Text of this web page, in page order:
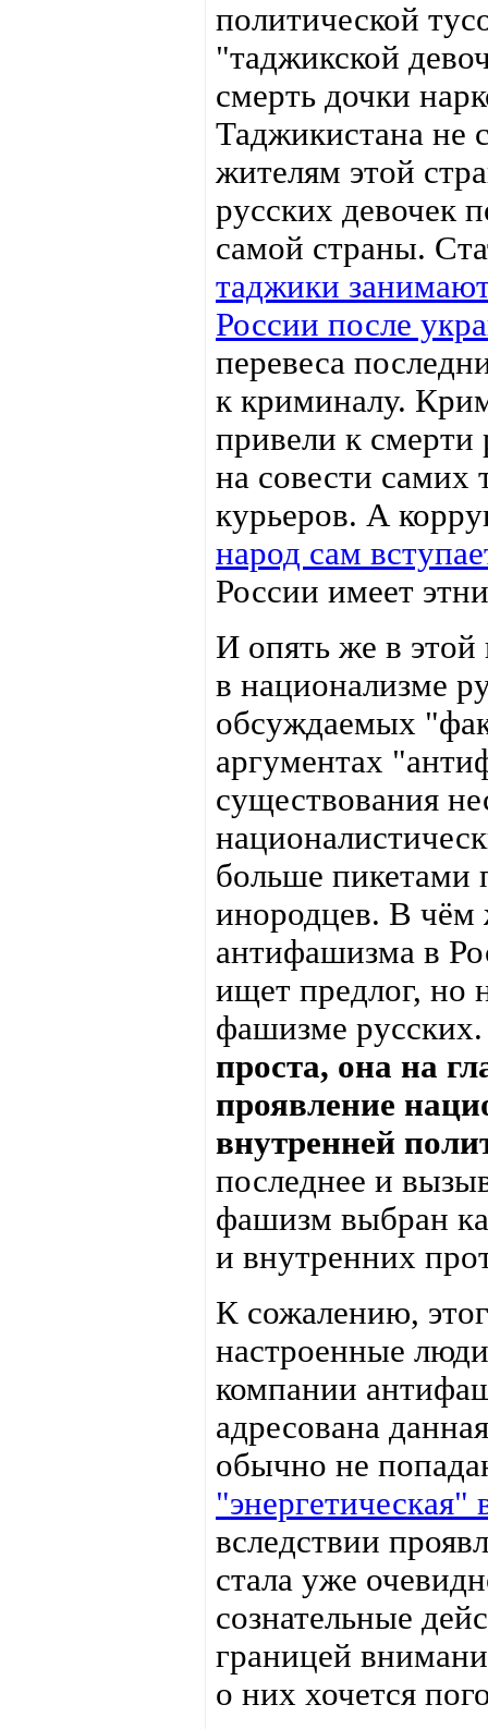
политической
"таджикской
смерть дочки
Таджикистана не
жителям этой
русских девочек
самой страны.
таджики
России после
перевеса
к криминалу.
привели к смерти
на совести самих
курьеров. А
народ сам
России имеет
И опять же в
в национализме
обсуждаемых
аргументах
существования
больше пикетами
инородцев. В
антифашизма в
ищет предлог, но
фашизме
проста, она на
проявление
внутренней
последнее и
фашизм выбран
и внутренних
К сожалению,
настроенные
компании
адресована
обычно не
"энергетическая"
вследствии
стала уже
сознательные
границей
о них хочется